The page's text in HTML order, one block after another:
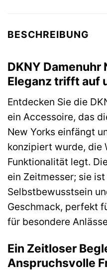
BESCHREIBUNG
DKNY
Eleganz trifft auf
Entdecken Sie die
ein Accessoire, das
New Yorks einfängt
konzipiert wurde, die
Funktionalität legt.
ein Zeitmesser; sie
Selbstbewusstsein
Geschmack, perfekt
für besondere
Ein Zeitloser
Anspruchsvolle